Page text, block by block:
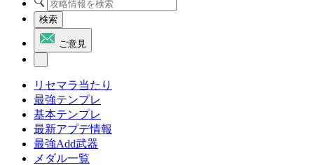
検索
ご意見
リセマラ当たり
最強テンプレ
基本テンプレ
最新アプデ情報
最強Add武器
メダル一覧